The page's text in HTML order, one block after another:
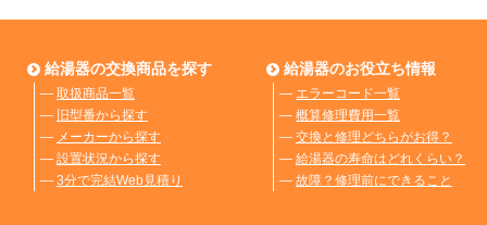
給湯器の交換商品を探す
― 取扱商品一覧
― 旧型番から探す
― メーカーから探す
― 設置状況から探す
― 3分で完結Web見積り
給湯器のお役立ち情報
― エラーコード一覧
― 概算修理費用一覧
― 交換と修理どちらがお得？
― 給湯器の寿命はどれくらい？
― 故障？修理前にできること